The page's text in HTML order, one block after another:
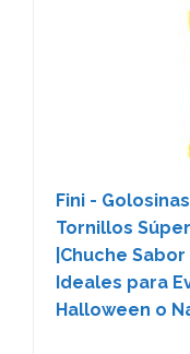
Fini -
Tornillos
|Chuche
Ideales para
Halloween o